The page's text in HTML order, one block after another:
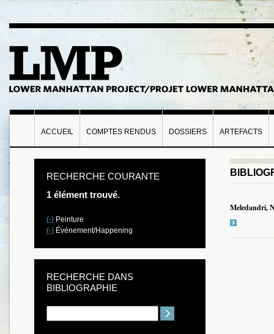
ACCUEIL COMPTES RENDUS DOSSIERS ARTEFACTS
Meledandri,
RECHERCHE COURANTE
1 élément trouvé.
(-) Peinture
(-) Événement/Happening
RECHERCHE DANS
BIBLIOGRAPHIE